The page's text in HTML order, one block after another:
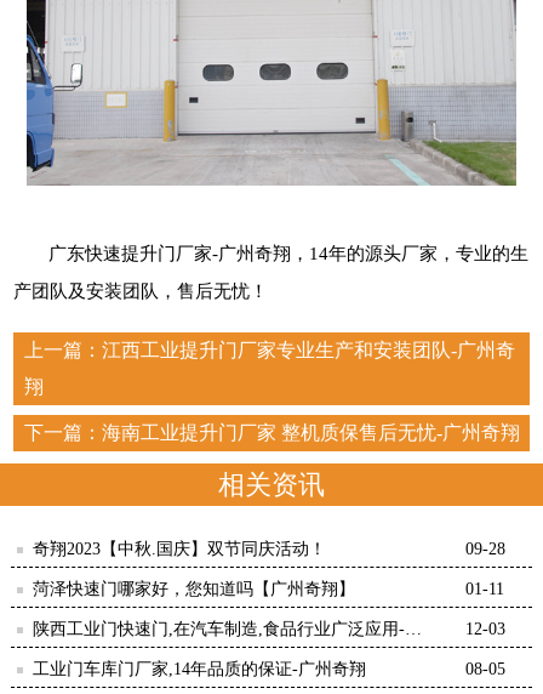
广东快速提升门厂家-广州奇翔， 14年的源头厂家，专业的生
产团队及安装团队，售后无忧！
上一篇： 江西工业提升门厂家专业生产和安装团队-广州奇
翔
下一篇： 海南工业提升门厂家 整机质保售后无忧-广州奇翔
相关资讯
奇翔2023【中秋.国庆】双节同庆活动！ 09-28
菏泽快速门哪家好，您知道吗【广州奇翔】 01-11
陕西工业门快速门,在汽车制造,食品行业广泛应用-广
州奇翔
12-03
工业门车库门厂家,14年品质的保证-广州奇翔 08-05